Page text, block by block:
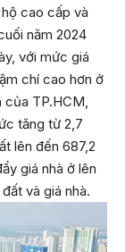
cao cấp và
năm 2024
với mức giá
chí cao hơn ở
của TP.HCM,
tăng từ 2,7
lên đến 687,2
giá nhà ở lên
và giá nhà.